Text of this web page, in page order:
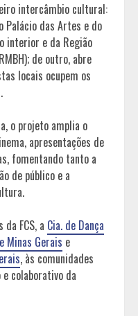
intercâmbio cultural:
Palácio das Artes e do
interior e da Região
de outro, abre
locais ocupem os
o projeto amplia o
apresentações de
fomentando tanto a
de público e a
FCS, a Cia. de Dança
Minas Gerais e
, às comunidades
colaborativo da